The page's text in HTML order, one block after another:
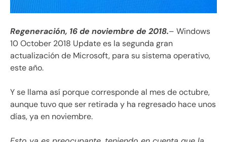
Regeneración, 16 de noviembre de 2018.– Windows
10 October 2018 Update es la segunda gran
actualización de Microsoft, para su sistema operativo,
este año.
Y se llama así porque corresponde al mes de octubre,
aunque tuvo que ser retirada y ha regresado hace unos
días, ya en noviembre.